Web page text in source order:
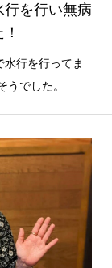
行を行い無病
行を行ってま
うでした。